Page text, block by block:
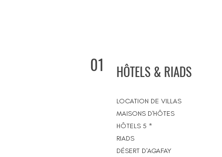
01 HÔTELS & RIADS
LOCATION DE VILLAS
MAISONS D'HÔTES
HÔTELS 5 *
RIADS
DÉSERT D'AGAFAY